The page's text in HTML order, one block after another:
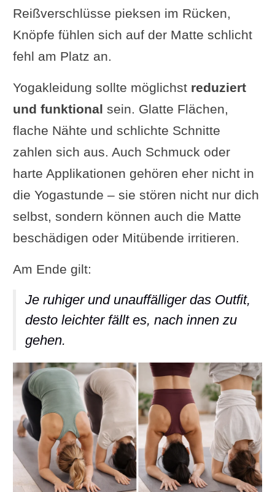
Reißverschlüsse pieksen im Rücken,
Knöpfe fühlen sich auf der Matte schlicht
fehl am Platz an.
Yogakleidung sollte möglichst reduziert
und funktional sein. Glatte Flächen,
flache Nähte und schlichte Schnitte
zahlen sich aus. Auch Schmuck oder
harte Applikationen gehören eher nicht in
die Yogastunde – sie stören nicht nur dich
selbst, sondern können auch die Matte
beschädigen oder Mitübende irritieren.
Am Ende gilt:
Je ruhiger und unauffälliger das Outfit,
desto leichter fällt es, nach innen zu
gehen.